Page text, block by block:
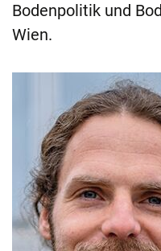
Bodenpolitik und
Wien.